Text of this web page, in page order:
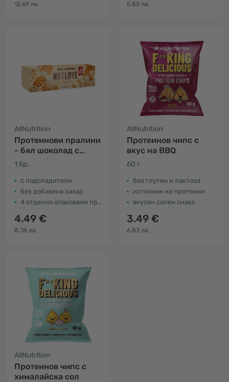
12.69 лв. 5.85 лв.
AllNutrition
Протеинови пралини
- бял шоколад с
фъстъци
1 бр.
с подсладители
без добавена захар
4 отделно опаковани пралини
4.49 €
8.78 лв.
AllNutrition
Протеинов чипс с
вкус на BBQ
60 г
без глутен и лактоза
източник на протеини
вкусен солен снакс
3.49 €
6.83 лв.
AllNutrition
Протеинов чипс с
хималайска сол